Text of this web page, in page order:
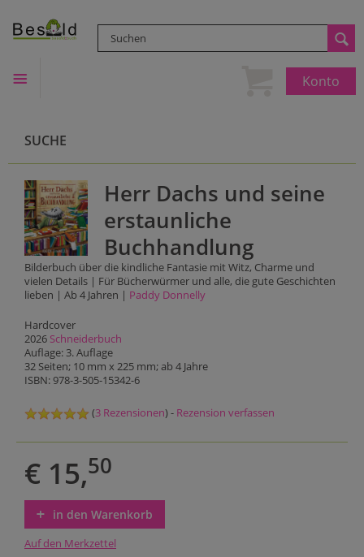
Konto
SUCHE
Herr Dachs und seine
erstaunliche
Buchhandlung
Bilderbuch über die kindliche Fantasie mit Witz, Charme und
vielen Details | Für Bücherwürmer und alle, die gute Geschichten
lieben | Ab 4 Jahren | Paddy Donnelly
Hardcover
2026 Schneiderbuch
Auflage: 3. Auflage
32 Seiten; 10 mm x 225 mm; ab 4 Jahre
ISBN: 978-3-505-15342-6
(3 Rezensionen) - Rezension verfassen
€ 15,50
in den Warenkorb
Auf den Merkzettel